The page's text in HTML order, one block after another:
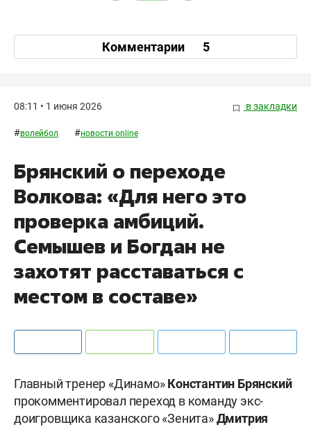
Комментарии 5
08:11 • 1 июня 2026 в закладки
#волейбол #новости online
Брянский о переходе
Волкова: «Для него это
проверка амбиций.
Семышев и Богдан не
захотят расставаться с
местом в составе»
Главный тренер «Динамо»Константин Брянский
прокомментировал переход в команду экс-
доигровщика казанского «Зенита»Дмитрия